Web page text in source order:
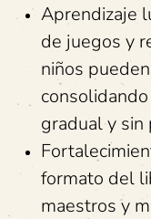
Aprendizaje
de juegos y
niños
gradual y sin
formato del
maestros y